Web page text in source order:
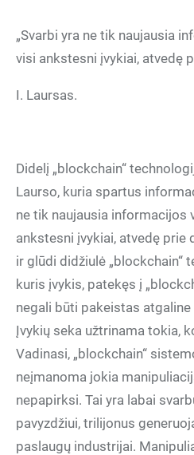
„Svarbi yra ne tik naujausia
visi ankstesni įvykiai, atvedę
I. Laursas.
Didelį „blockchain“
Laurso, kuria spartus
ne tik naujausia informacijos
ankstesni įvykiai, atvedę prie
ir glūdi didžiulė „blockchain“
kuris įvykis, patekęs į
negali būti pakeistas
Įvykių seka užtrinama tokia,
Vadinasi, „blockchain“
neįmanoma jokia
nepapirksi. Tai yra labai
pavyzdžiui, trilijonus
paslaugų industrijai.